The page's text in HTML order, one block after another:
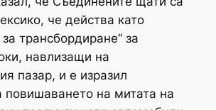
че действа като
трансбордиране“ за
навлизащи на
пазар, и е изразил
повишаването на митата на